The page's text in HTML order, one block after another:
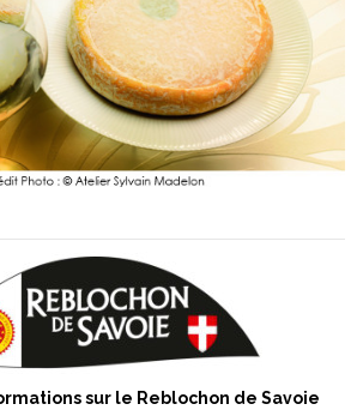
sur le Reblochon de Savoie